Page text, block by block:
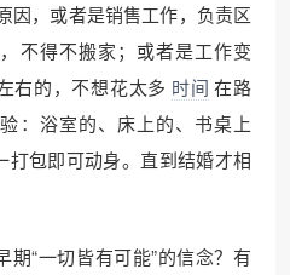
因，或者是销售工作，负责区
不得不搬家；或者是工作变
右的，不想花太多 时间 在路
：浴室的、床上的、书桌上
打包即可动身。直到结婚才相
“一切皆有可能”的信念？有